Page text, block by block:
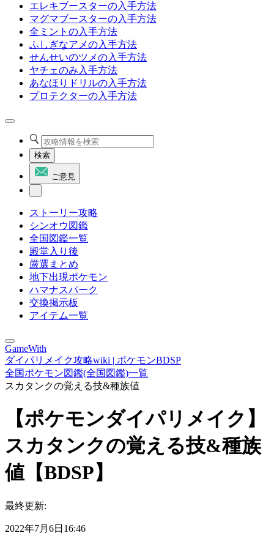
エレキブースターの入手方法
マグマブースターの入手方法
全ミントの入手方法
ふしぎなアメの入手方法
せんせいのツメの入手方法
ヤチェのみ入手方法
あなほりドリルの入手方法
プロテクターの入手方法
検索
ご意見
ストーリー攻略
シンオウ図鑑
全国図鑑一覧
殿堂入り後
厳選まとめ
地下出現ポケモン
ハマナスパーク
交換掲示板
アイテム一覧
GameWith
ダイパリメイク攻略wiki | ポケモンBDSP
全国ポケモン図鑑(全国図鑑)一覧
スカタンクの覚える技&種族値
【ポケモンダイパリメイク】
スカタンクの覚える技&種族
値【BDSP】
最終更新:
2022年7月6日16:46